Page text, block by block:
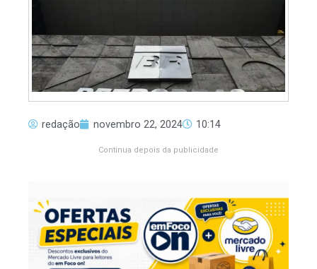
redação novembro 22, 2024 10:14
Continua depois da publicidade